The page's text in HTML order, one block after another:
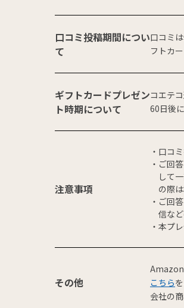
口コミ投稿期間につい
て
口コミ
フトカ
ギフトカードプレゼン
ト時期について
コエテ
60日後
注意事項
口コミ
ご回
して
の際
ご回
信な
本プ
その他
こちら
会社の商